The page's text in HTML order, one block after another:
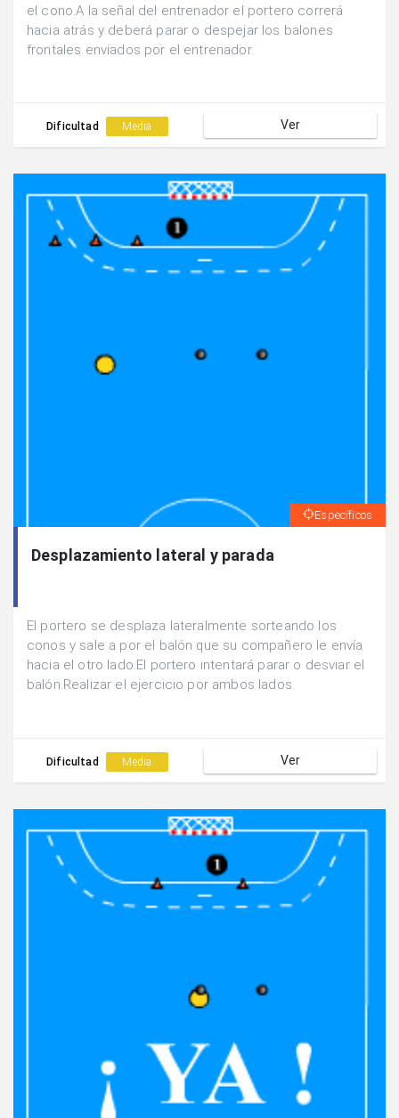
el cono.A la señal del entrenador el portero correrá
hacia atrás y deberá parar o despejar los balones
frontales enviados por el entrenador.
Dificultad Media Ver
Específicos
Desplazamiento lateral y parada
El portero se desplaza lateralmente sorteando los
conos y sale a por el balón que su compañero le envía
hacia el otro lado.El portero intentará parar o desviar el
balón.Realizar el ejercicio por ambos lados.
Dificultad Media Ver